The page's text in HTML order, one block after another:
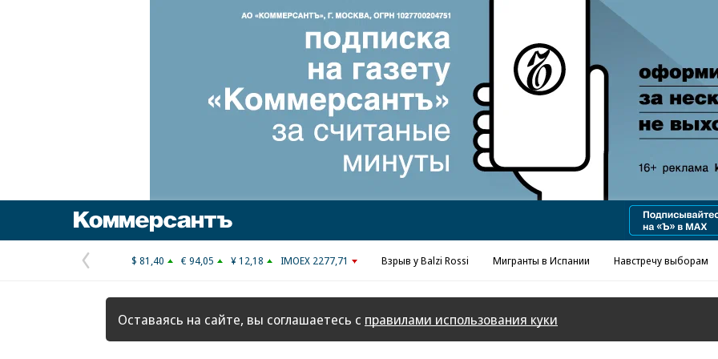
Реклама в «Ъ» www.kommersant.ru/ad
Предыдущая
страница
$ 81,40 € 94,05 ¥ 12,18 IMOEX 2277,71 Взрыв у Balzi Rossi Мигранты в Испании Навстречу выборам
Оставаясь на сайте, вы соглашаетесь с правилами использования куки